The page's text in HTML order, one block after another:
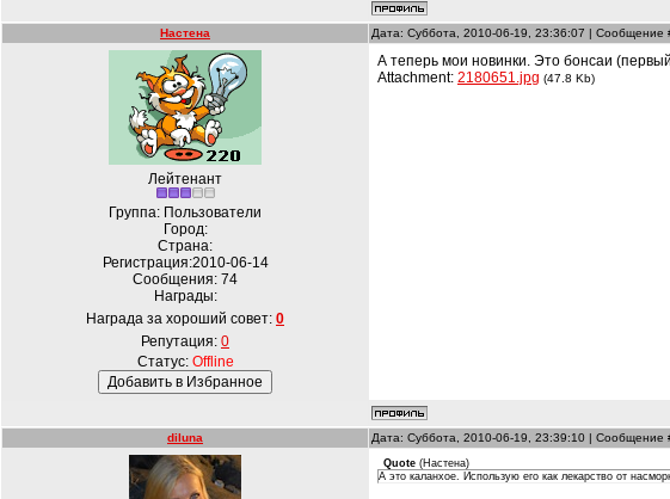
Настена Дата: Суббота, 2010-06-19, 23:36:07 | Сообщение
Лейтенант
Группа: Пользователи
Город:
Страна:
Регистрация:2010-06-14
Сообщения: 74
Награды:
Награда за хороший совет: 0
Репутация: 0
Статус: Offline
А теперь мои новинки. Это бонсаи
Attachment: 2180651.jpg (47.8 Kb)
diluna Дата: Суббота, 2010-06-19, 23:39:10 | Сообщение
Quote (Настена)
А это каланхое. Использую его как лекарство от